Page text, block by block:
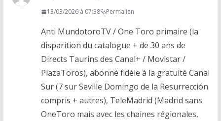
13/03/2026 à 07:38 Permalien
Anti MundotoroTV / One Toro primaire (la
disparition du catalogue + de 30 ans de
Directs Taurins des Canal+ / Movistar /
PlazaToros), abonné fidèle à la gratuité Canal
Sur (7 sur Seville Domingo de la Resurrección
compris + autres), TeleMadrid (Madrid sans
OneToro mais avec les chaines régionales,